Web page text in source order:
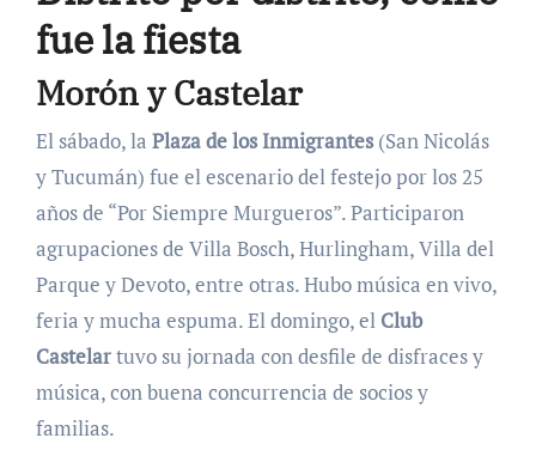
fue la fiesta
Morón y Castelar
El sábado, la Plaza de los Inmigrantes(San Nicolás
y Tucumán) fue el escenario del festejo por los 25
años de “Por Siempre Murgueros”. Participaron
agrupaciones de Villa Bosch, Hurlingham, Villa del
Parque y Devoto, entre otras. Hubo música en vivo,
feria y mucha espuma. El domingo, el Club
Castelartuvo su jornada con desfile de disfraces y
música, con buena concurrencia de socios y
familias.